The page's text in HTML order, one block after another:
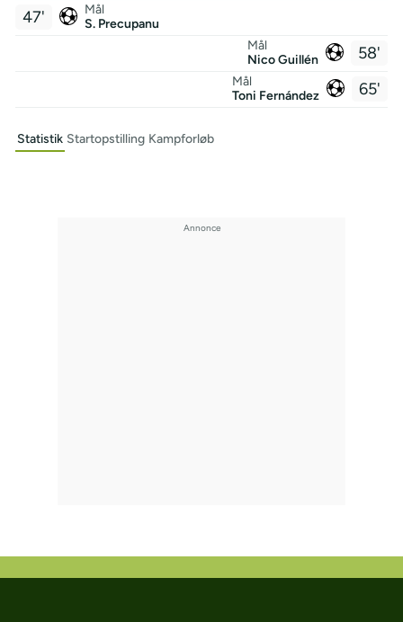
Mål
S. Precupanu
47'
58'
Mål
Nico Guillén
65'
Mål
Toni Fernández
Statistik Startopstilling Kampforløb